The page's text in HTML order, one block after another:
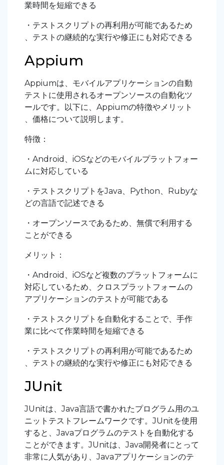
業時間を短縮できる
・テストスクリプトの再利用が可能であるため
、テストの継続的な実行や修正にも対応できる
Appium
Appiumは、モバイルアプリケーションの自動
テストに使用されるオープンソースの自動化ツ
ールです。以下に、Appiumの特徴やメリット
、価格について説明します。
特徴：
・Android、iOSなどのモバイルプラットフォー
ムに対応している
・テストスクリプトをJava、Python、Rubyな
どの言語で記述できる
・オープンソースであるため、無償で利用する
ことができる
メリット：
・Android、iOSなど複数のプラットフォームに
対応しているため、クロスプラットフォームの
アプリケーションのテストが可能である
・テストスクリプトを自動化することで、手作
業に比べて作業時間を短縮できる
・テストスクリプトの再利用が可能であるため
、テストの継続的な実行や修正にも対応できる
JUnit
JUnitは、Java言語で書かれたプログラム用のユ
ニットテストフレームワークです。JUnitを使用
すると、Javaプログラムのテストを自動化する
ことができます。JUnitは、Java開発者にとって
非常に人気があり、Javaアプリケーションのテ